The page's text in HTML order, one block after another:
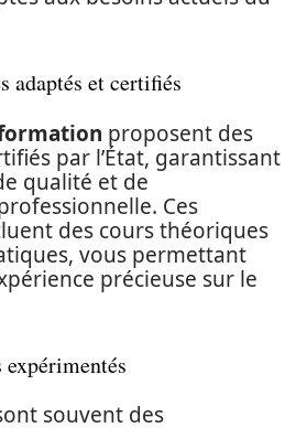
adaptés et certifiés
proposent des
par l’État, garantissant
qualité et de
Ces
des cours théoriques
vous permettant
précieuse sur le
expérimentés
souvent des